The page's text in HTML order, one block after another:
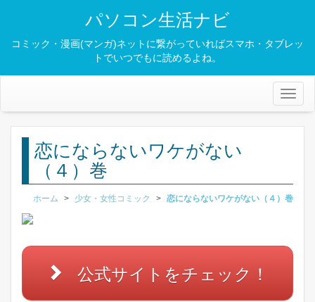
パソコン生活ナビ
コミック・漫画(マンガ)ネットに繋がっていればスマホ・タブレッ
トでいつでもに読めるよね。
恋にならないワケがない
（４）巻
ホーム > 少女・女性コミック > 恋にならないワケがない（４）巻
公式サイトをチェック！